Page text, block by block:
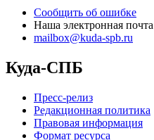
Сообщить об ошибке
Наша электронная почта
mailbox@kuda-spb.ru
Куда-СПБ
Пресс-релиз
Редакционная политика
Правовая информация
Формат ресурса